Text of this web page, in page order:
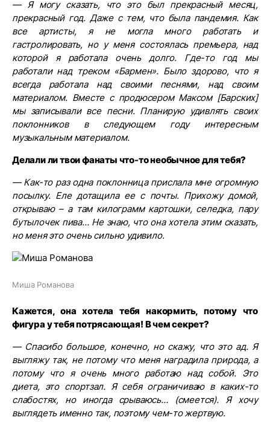
— Я могу сказать, что это был прекрасный месяц,
прекрасный год. Даже с тем, что была пандемия. Как
все артисты, я не могла много работать и
гастролировать, но у меня состоялась премьера, над
которой я работала очень долго. Где-то год мы
работали над треком «Бармен». Было здорово, что я
всегда работала над своими песнями, над своим
материалом. Вместе с продюсером Максом [Барских]
мы записывали все песни. Планирую удивлять своих
поклонников в следующем году интересным
музыкальным материалом.
Делали ли твои фанаты что-то необычное для тебя?
— Как-то раз одна поклонница прислала мне огромную
посылку. Еле дотащила ее с почты. Прихожу домой,
открываю – а там килограмм картошки, селедка, пару
бутылочек пива… Не знаю, что она хотела этим сказать,
но меня это очень сильно удивило.
Миша Романова
Кажется, она хотела тебя накормить, потому что
фигура у тебя потрясающая! В чем секрет?
— Спасибо большое, конечно, но скажу, что это ад. Я
выгляжу так, не потому что меня наградила природа, а
потому что я очень много работаю над собой. Это
диета, это спортзал. Я себя ограничиваю в каких-то
слабостях, но иногда срываюсь… (смеется). Я хочу
выглядеть именно так, поэтому чем-то жертвую.